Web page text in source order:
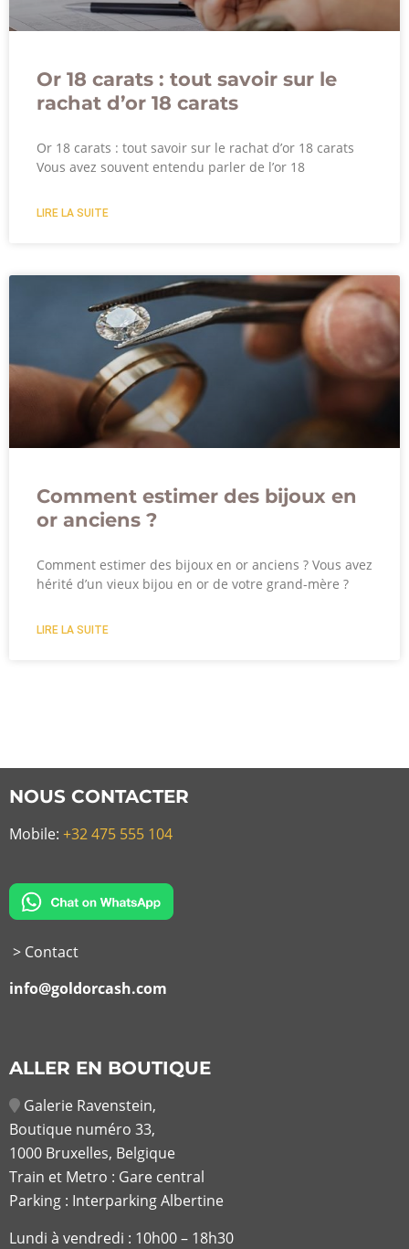
Or 18 carats : tout savoir sur le
rachat d’or 18 carats
Or 18 carats : tout savoir sur le rachat d’or 18 carats
Vous avez souvent entendu parler de l’or 18
LIRE LA SUITE
Comment estimer des bijoux en
or anciens ?
Comment estimer des bijoux en or anciens ? Vous avez
hérité d’un vieux bijou en or de votre grand-mère ?
LIRE LA SUITE
NOUS CONTACTER
Mobile: +32 475 555 104
> Contact
info@goldorcash.com
ALLER EN BOUTIQUE
Galerie Ravenstein,
Boutique numéro 33,
1000 Bruxelles, Belgique
Train et Metro : Gare central
Parking : Interparking Albertine
Lundi à vendredi : 10h00 – 18h30